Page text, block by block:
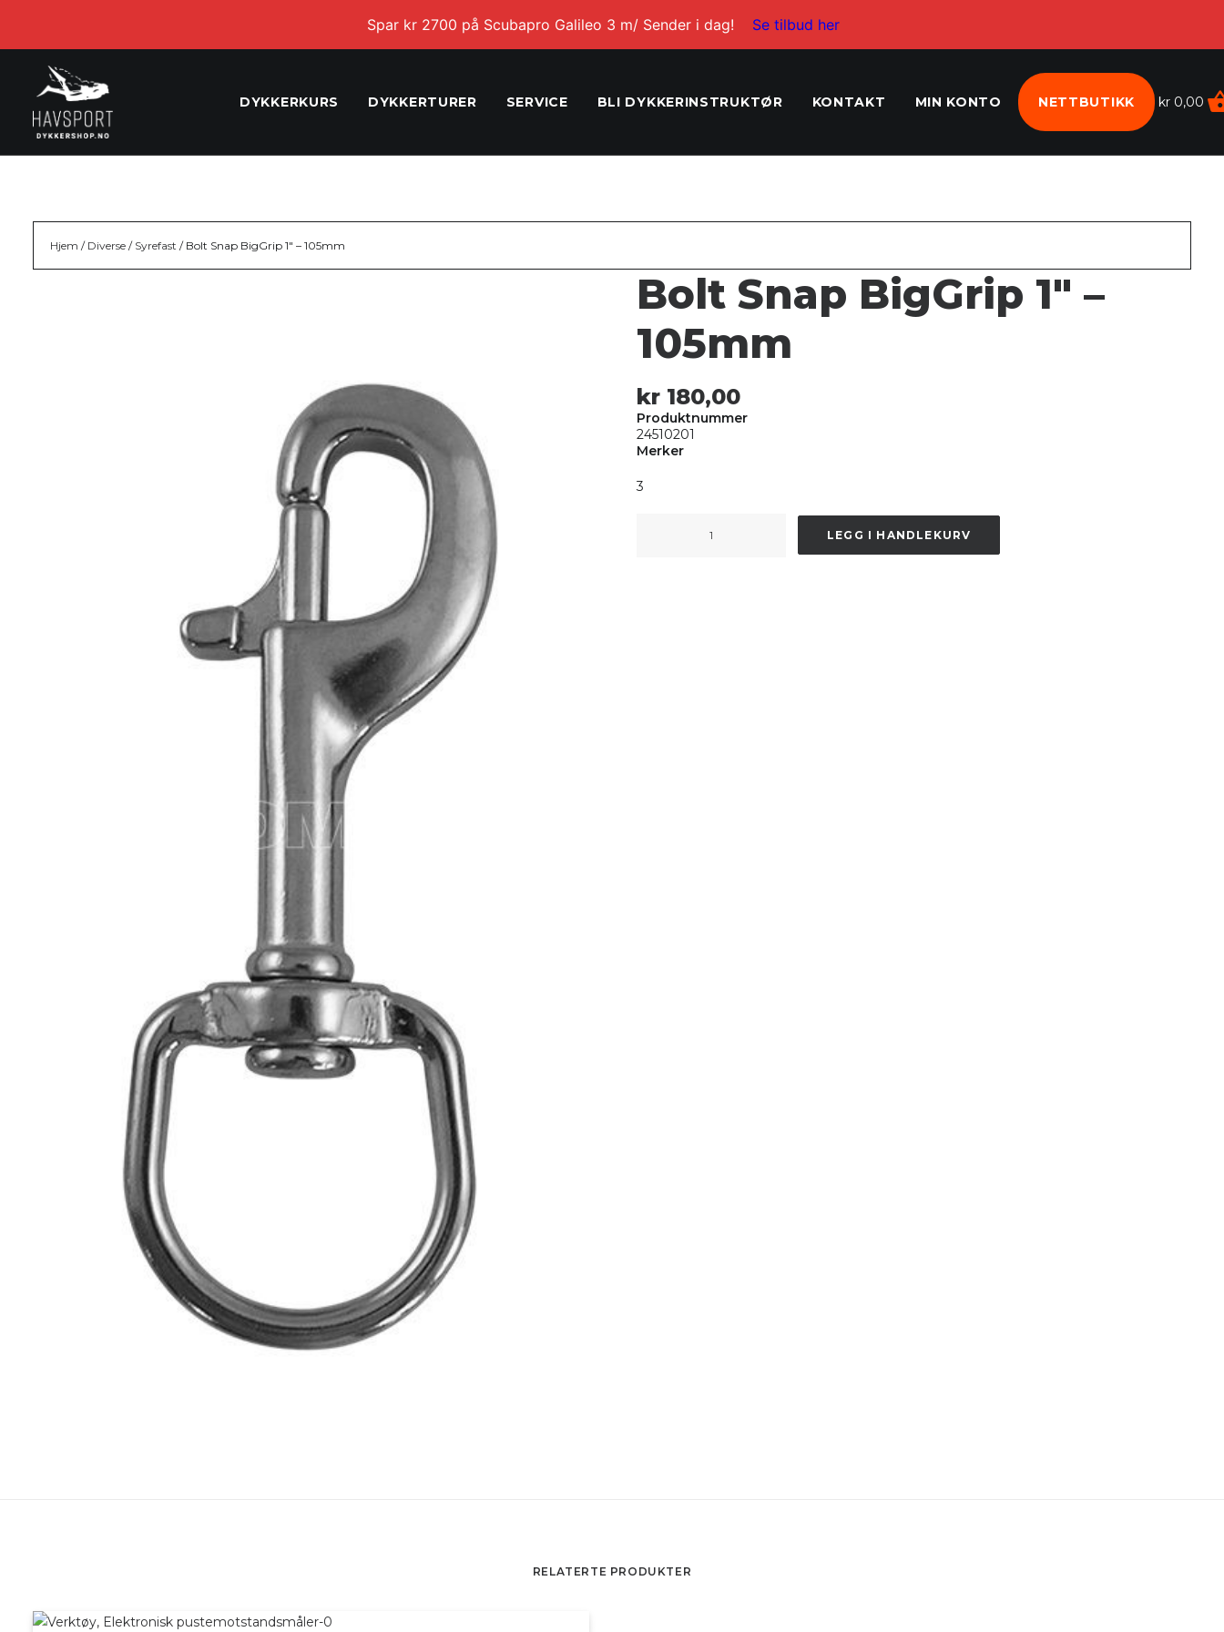
Spar kr 2700 på Scubapro Galileo 3 m/ Sender i dag! Se tilbud her
DYKKERKURS DYKKERTURER SERVICE BLI DYKKERINSTRUKTØR KONTAKT MIN KONTO NETTBUTIKK kr0,00
Hjem / Diverse / Syrefast / Bolt Snap BigGrip 1″ – 105mm
Bolt Snap BigGrip 1″ –
105mm
kr 180,00
Produktnummer
24510201
Merker
3
LEGG I HANDLEKURV
RELATERTE PRODUKTER